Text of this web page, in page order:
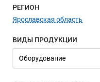
Меню навигации
РЕГИОН
Ярославская область
ВИДЫ ПРОДУКЦИИ